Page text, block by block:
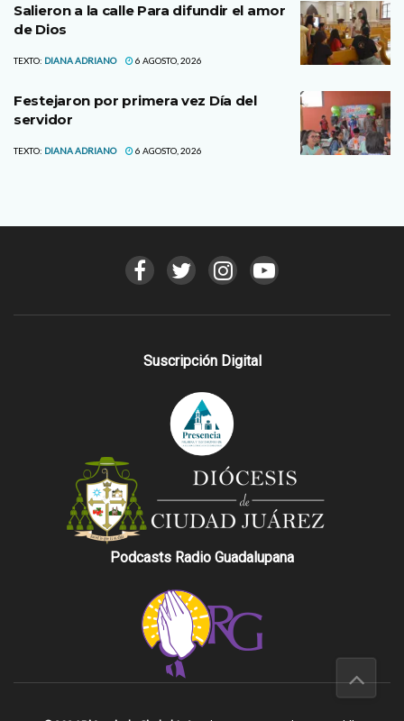
Salieron a la calle Para difundir el amor
de Dios
TEXTO: DIANA ADRIANO 6 AGOSTO, 2026
Festejaron por primera vez Día del
servidor
TEXTO: DIANA ADRIANO 6 AGOSTO, 2026
Suscripción Digital
Podcasts Radio Guadalupana